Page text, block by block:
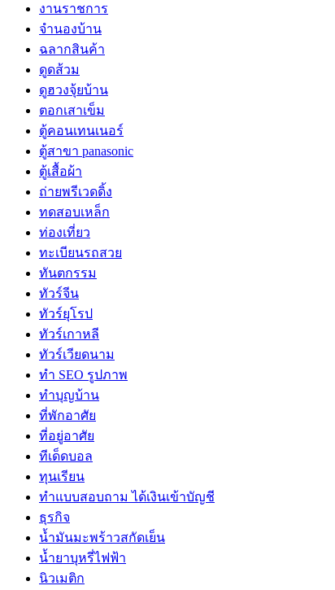
งานราชการ
จำนองบ้าน
ฉลากสินค้า
ดูดส้วม
ดูฮวงจุ้ยบ้าน
ตอกเสาเข็ม
ตู้คอนเทนเนอร์
ตู้สาขา panasonic
ตู้เสื้อผ้า
ถ่ายพรีเวดดิ้ง
ทดสอบเหล็ก
ท่องเที่ยว
ทะเบียนรถสวย
ทันตกรรม
ทัวร์จีน
ทัวร์ยุโรป
ทัวร์เกาหลี
ทัวร์เวียดนาม
ทำ SEO รูปภาพ
ทำบุญบ้าน
ที่พักอาศัย
ที่อยู่อาศัย
ทีเด็ดบอล
ทุนเรียน
ทําแบบสอบถาม ได้เงินเข้าบัญชี
ธุรกิจ
น้ำมันมะพร้าวสกัดเย็น
น้ำยาบุหรี่ไฟฟ้า
นิวเมติก